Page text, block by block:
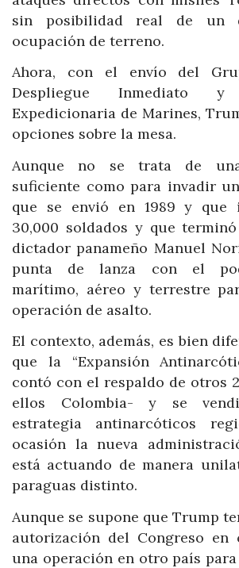
sin posibilidad real de un
ocupación de terreno.
Ahora, con el envío del
Despliegue Inmediato
Expedicionaria de Marines,
opciones sobre la mesa.
Aunque no se trata de
suficiente como para invadir
que se envió en 1989 y que
30,000 soldados y que
dictador panameño Manuel
punta de lanza con el
marítimo, aéreo y terrestre
operación de asalto.
El contexto, además, es bien
que la “Expansión
contó con el respaldo de otros
ellos Colombia- y se
estrategia antinarcóticos
ocasión la nueva
está actuando de manera
paraguas distinto.
Aunque se supone que Trump
autorización del Congreso en
una operación en otro país